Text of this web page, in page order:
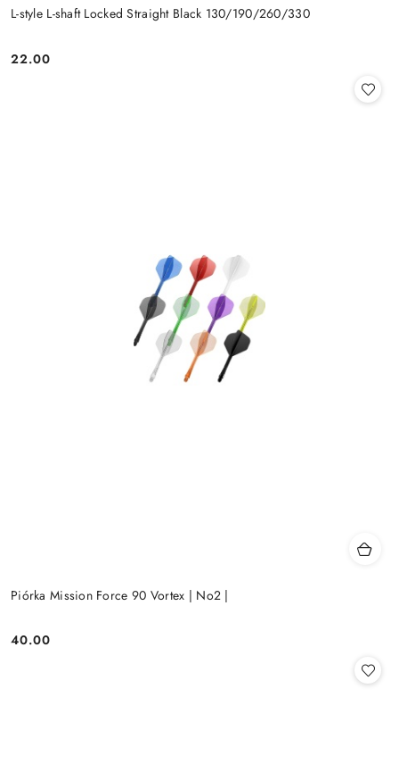
L-style L-shaft Locked Straight Black 130/190/260/330
Cena:
22.00
Piórka Mission Force 90 Vortex | No2 |
Cena:
40.00